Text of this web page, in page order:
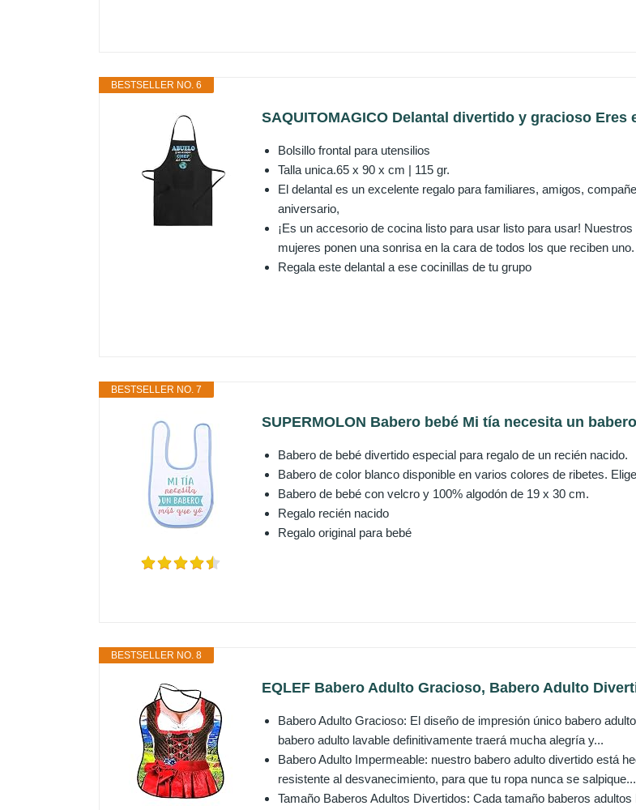
BESTSELLER NO. 6
SAQUITOMAGICO Delantal divertido y gracioso Eres
Bolsillo frontal para utensilios
Talla unica.65 x 90 x cm | 115 gr.
El delantal es un excelente regalo para familiares, amigos,
aniversario,
¡Es un accesorio de cocina listo para usar listo para usar!
mujeres ponen una sonrisa en la cara de todos los que reciben
Regala este delantal a ese cocinillas de tu grupo
BESTSELLER NO. 7
SUPERMOLON Babero bebé Mi tía necesita un
Babero de bebé divertido especial para regalo de un recién nacido.
Babero de color blanco disponible en varios colores de ribetes.
Babero de bebé con velcro y 100% algodón de 19 x 30 cm.
Regalo recién nacido
Regalo original para bebé
BESTSELLER NO. 8
EQLEF Babero Adulto Gracioso, Babero Adulto
Babero Adulto Gracioso: El diseño de impresión único babero
babero adulto lavable definitivamente traerá mucha alegría y...
Babero Adulto Impermeable: nuestro babero adulto divertido está
resistente al desvanecimiento, para que tu ropa nunca se salpique...
Tamaño Baberos Adultos Divertidos: Cada tamaño baberos